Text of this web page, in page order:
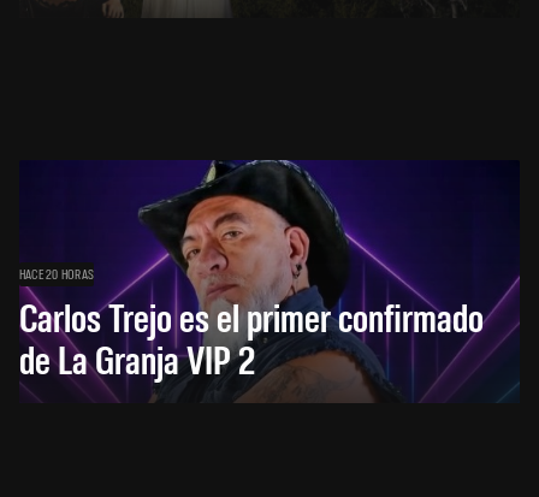
HACE 20 HORAS
Carlos Trejo es el primer confirmado
de La Granja VIP 2